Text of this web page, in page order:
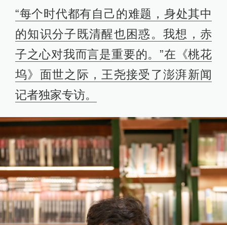
“每个时代都有自己的难题，身处其中
的知识分子既清醒也困惑。我想，赤
子之心对我而言是重要的。”在《桃花
坞》面世之际，王尧接受了澎湃新闻
记者独家专访。